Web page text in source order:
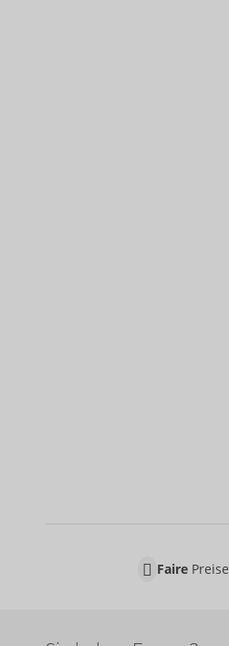
FairePreise